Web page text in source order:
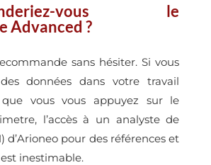
vous le
Advanced ?
sans hésiter. Si vous
données dans votre travail
vous vous appuyez sur le
l’accès à un analyste de
d’Arioneo pour des références et
inestimable.